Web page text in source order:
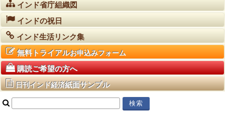
インド省庁組織図
インドの祝日
インド生活リンク集
無料トライアルお申込みフォーム
購読ご希望の方へ
日刊インド経済紙面サンプル